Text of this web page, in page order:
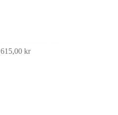
615,00 kr